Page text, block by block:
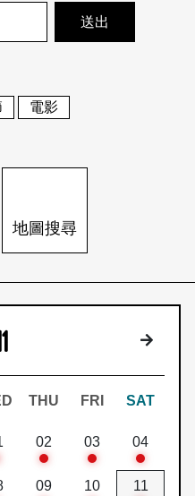
English
登入/註冊
電影
地圖搜尋
下個月
THU FRI SAT
02 03 04
09 10 11